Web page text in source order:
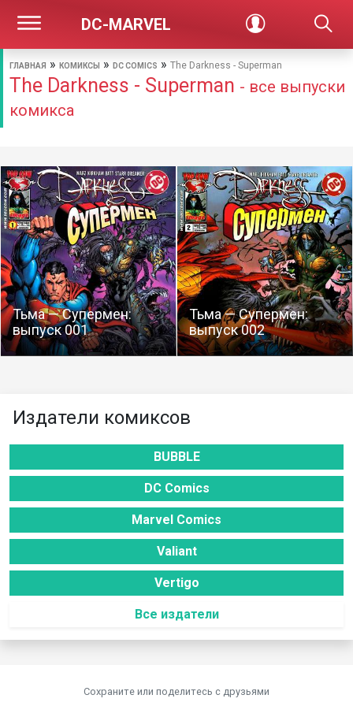
DC-MARVEL
ГЛАВНАЯ » КОМИКСЫ » DC COMICS » The Darkness - Superman
The Darkness - Superman - все выпуски
комикса
Тьма — Супермен:
выпуск 001
Тьма — Супермен:
выпуск 002
Издатели комиксов
BUBBLE
DC Comics
Marvel Comics
Valiant
Vertigo
Все издатели
Сохраните или поделитесь c друзьями